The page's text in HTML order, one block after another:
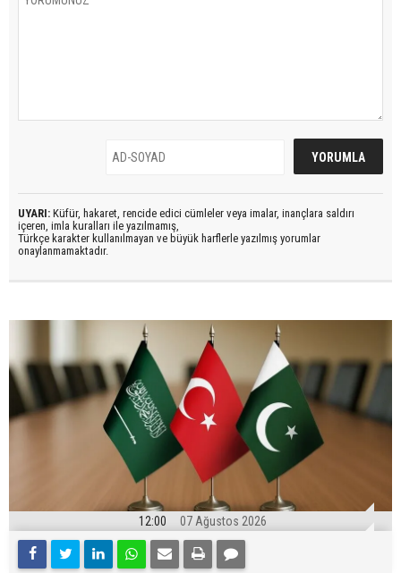
UYARI: Küfür, hakaret, rencide edici cümleler veya imalar, inançlara saldırı
içeren, imla kuralları ile yazılmamış,
Türkçe karakter kullanılmayan ve büyük harflerle yazılmış yorumlar
onaylanmamaktadır.
12:00 07 Ağustos 2026